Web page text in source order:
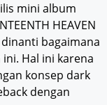
mini album
HEAVEN
bagaimana
Hal ini karena
konsep dark
dengan